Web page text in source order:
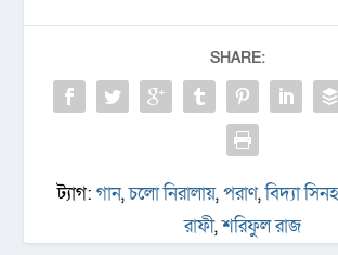
SHARE:
ট্যাগ: গান,চলো নিরালায়,পরাণ,বিদ্যা
রাফী,শরিফুল রাজ